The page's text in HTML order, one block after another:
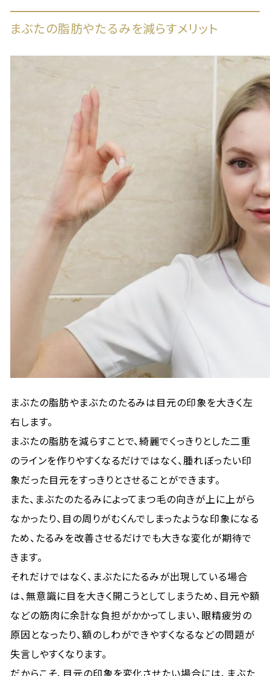
まぶたの脂肪やたるみを減らすメリット
まぶたの脂肪やまぶたのたるみは目元の印象を大きく左
右します。
まぶたの脂肪を減らすことで、綺麗でくっきりとした二重
のラインを作りやすくなるだけではなく、腫れぼったい印
象だった目元をすっきりとさせることができます。
また、まぶたのたるみによってまつ毛の向きが上に上がら
なかったり、目の周りがむくんでしまったような印象になる
ため、たるみを改善させるだけでも大きな変化が期待で
きます。
それだけではなく、まぶたにたるみが出現している場合
は、無意識に目を大きく開こうとしてしまうため、目元や額
などの筋肉に余計な負担がかかってしまい、眼精疲労の
原因となったり、額のしわができやすくなるなどの問題が
失言しやすくなります。
だからこそ、目元の印象を変化させたい場合には、まぶた